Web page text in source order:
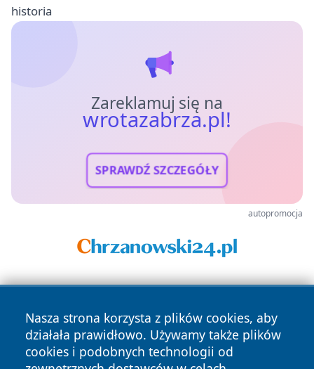
historia
Zareklamuj się na
wrotazabrza.pl!
SPRAWDŹ SZCZEGÓŁY
autopromocja
Nasza strona korzysta z plików cookies, aby
działała prawidłowo. Używamy także plików
cookies i podobnych technologii od